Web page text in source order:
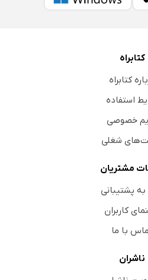
کتابراه
کتابراه
استفاده
خصوصی
شغلی
مشتریان
به پشتیبانی
کاربران
با ما
ناشران